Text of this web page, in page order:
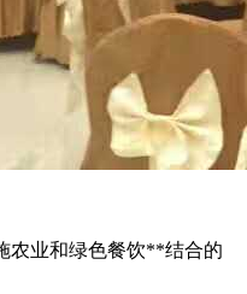
农业和绿色餐饮**结合的